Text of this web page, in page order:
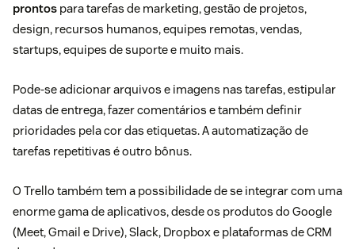
prontos para tarefas de marketing, gestão de projetos,
design, recursos humanos, equipes remotas, vendas,
startups, equipes de suporte e muito mais.
Pode-se adicionar arquivos e imagens nas tarefas, estipular
datas de entrega, fazer comentários e também definir
prioridades pela cor das etiquetas. A automatização de
tarefas repetitivas é outro bônus.
O Trello também tem a possibilidade de se integrar com uma
enorme gama de aplicativos, desde os produtos do Google
(Meet, Gmail e Drive), Slack, Dropbox e plataformas de CRM